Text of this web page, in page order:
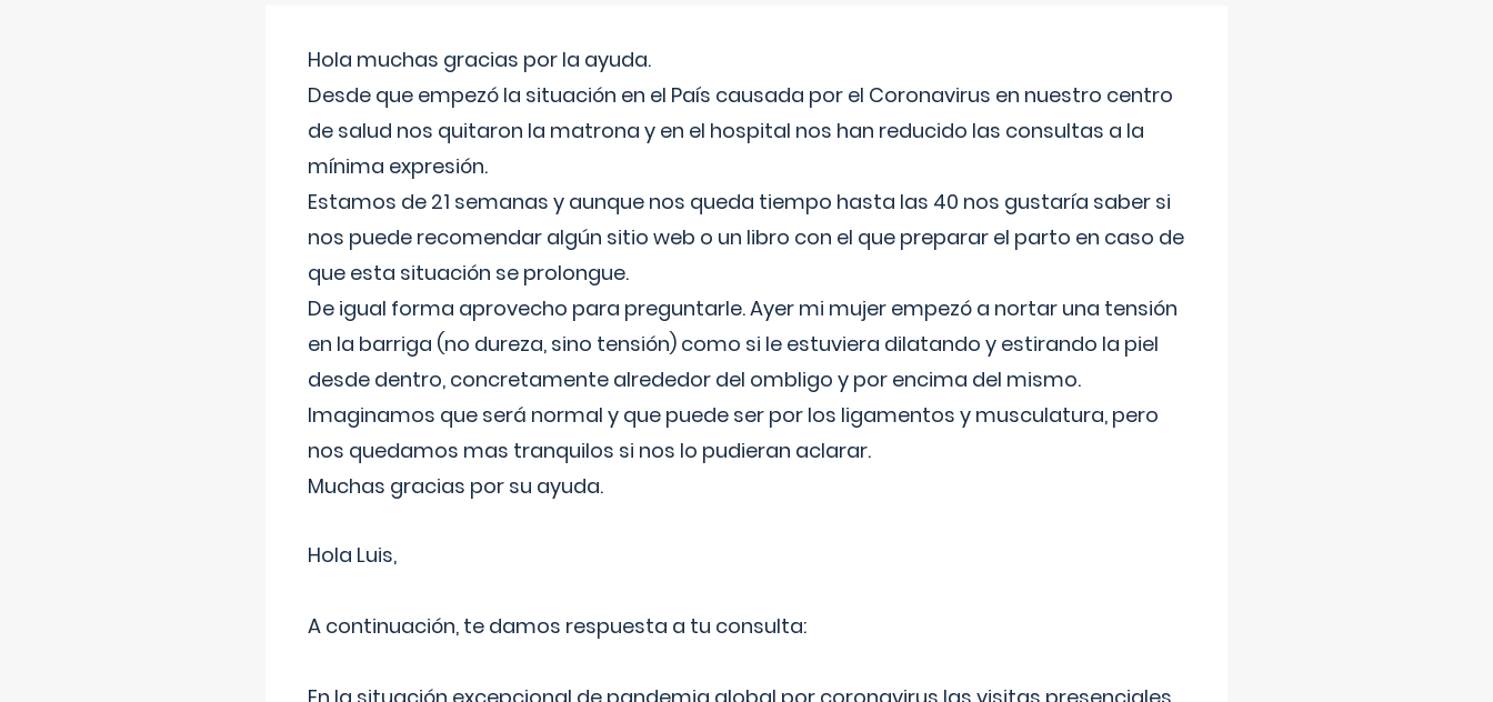
Hola muchas gracias por la ayuda.
Desde que empezó la situación en el País causada por el Coronavirus en nuestro centro
de salud nos quitaron la matrona y en el hospital nos han reducido las consultas a la
mínima expresión.
Estamos de 21 semanas y aunque nos queda tiempo hasta las 40 nos gustaría saber si
nos puede recomendar algún sitio web o un libro con el que preparar el parto en caso de
que esta situación se prolongue.
De igual forma aprovecho para preguntarle. Ayer mi mujer empezó a nortar una tensión
en la barriga (no dureza, sino tensión) como si le estuviera dilatando y estirando la piel
desde dentro, concretamente alrededor del ombligo y por encima del mismo.
Imaginamos que será normal y que puede ser por los ligamentos y musculatura, pero
nos quedamos mas tranquilos si nos lo pudieran aclarar.
Muchas gracias por su ayuda.
Hola Luis,
A continuación, te damos respuesta a tu consulta: